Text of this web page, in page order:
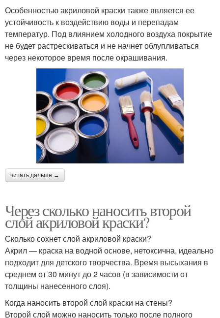
Особенностью акриловой краски также является ее
устойчивость к воздействию воды и перепадам
температур. Под влиянием холодного воздуха покрытие
не будет растрескиваться и не начнет облупливаться
через некоторое время после окрашивания.
читать дальше →
Через сколько наносить второй
слой акриловой краски?
Сколько сохнет слой акриловой краски?
Акрил — краска на водной основе, нетоксична, идеально
подходит для детского творчества. Время высыхания в
среднем от 30 минут до 2 часов (в зависимости от
толщины нанесенного слоя).
Когда наносить второй слой краски на стены?
Второй слой можно наносить только после полного